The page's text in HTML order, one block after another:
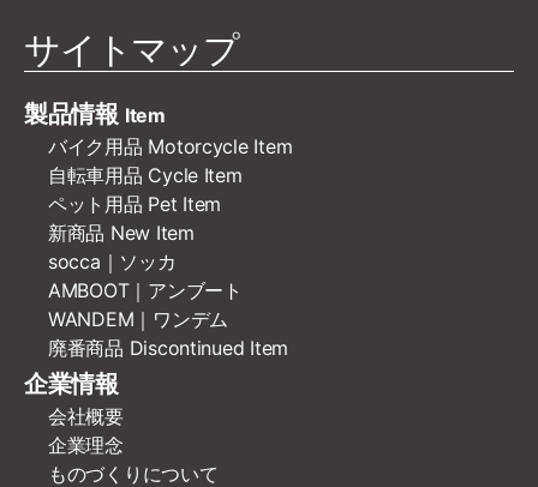
サイトマップ
製品情報 Item
バイク用品 Motorcycle Item
自転車用品 Cycle Item
ペット用品 Pet Item
新商品 New Item
socca｜ソッカ
AMBOOT｜アンブート
WANDEM｜ワンデム
廃番商品 Discontinued Item
企業情報
会社概要
企業理念
ものづくりについて